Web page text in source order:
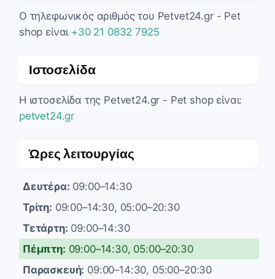
Ο τηλεφωνικός αριθμός του Petvet24.gr - Pet
shop είναι +30 21 0832 7925
Ιστοσελίδα
Η ιστοσελίδα της Petvet24.gr - Pet shop είναι:
petvet24.gr
Ώρες λειτουργίας
Δευτέρα: 09:00–14:30
Τρίτη: 09:00–14:30, 05:00–20:30
Τετάρτη: 09:00–14:30
Πέμπτη: 09:00–14:30, 05:00–20:30
Παρασκευή: 09:00–14:30, 05:00–20:30